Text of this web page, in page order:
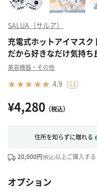
SALUA（サルア）
充電式ホットアイマス
だから好きなだけ気持ち
美容機器・その他
4.9 (11)
¥4,280 （税込）
住所を知らずに贈れる
20,000円(税込)以上ご購入する
オプション